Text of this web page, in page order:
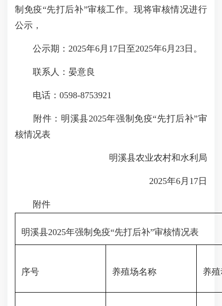
制免疫“先打后补”审核工作。现将审核情况进行
公示，
公示期：2025年6月17日至2025年6月23日。
联系人：晏意良
电话：0598-8753921
附件：明溪县2025年强制免疫“先打后补”审
核情况表
明溪县农业农村和水利局
2025年6月17日
附件
明溪县2025年强制免疫“先打后补”审核情况表
序号 养殖场名称 养